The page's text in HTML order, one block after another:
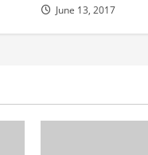
June 13, 2017